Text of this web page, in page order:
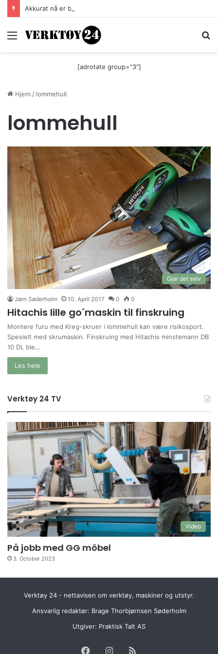
Akkurat nå er batteri-bordsaga til Festool billigere
Meny
[adrotate group="3"]
Hjem / lommehull
lommehull
Gjør det selv
Jørn Søderholm 10. April 2017 0 0
Hitachis lille go´maskin til finskruing
Montere furu med Kreg-skruer i lommehull kan være risikosport.
Spesielt med skrumaskin. Finskruing med Hitachis minstemann DB
10 DL ble…
Les hele
Verktøy 24 TV
Video
På jobb med GG möbel
3. October 2023
Verktøy 24 - nettavisen om verktøy, maskiner og utstyr.
Ansvarlig redaktør: Brage Thorbjørnsen Søderholm
Utgiver: Praktisk Talt AS
FacebookInstagram
RSS